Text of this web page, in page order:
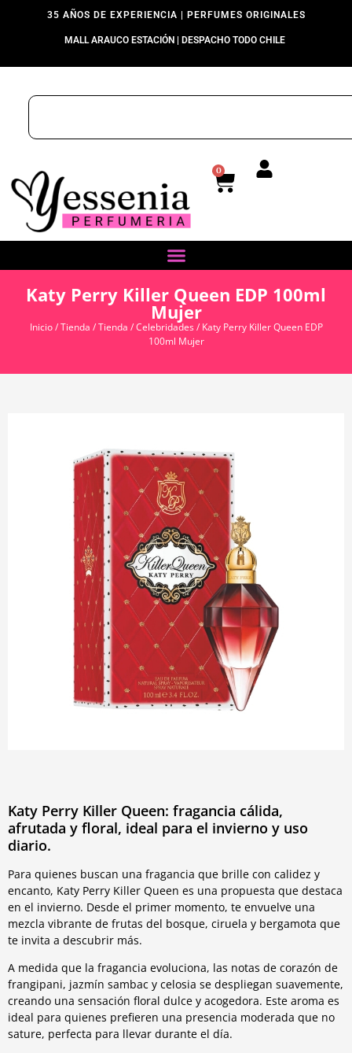
35 AÑOS DE EXPERIENCIA | PERFUMES ORIGINALES
MALL ARAUCO ESTACIÓN | DESPACHO TODO CHILE
0
Katy Perry Killer Queen EDP 100ml
Mujer
Inicio/Tienda /Tienda /Celebridades/ Katy Perry Killer Queen EDP
100ml Mujer
Katy Perry Killer Queen: fragancia cálida,
afrutada y floral, ideal para el invierno y uso
diario.
Para quienes buscan una fragancia que brille con calidez y
encanto, Katy Perry Killer Queen es una propuesta que destaca
en el invierno. Desde el primer momento, te envuelve una
mezcla vibrante de frutas del bosque, ciruela y bergamota que
te invita a descubrir más.
A medida que la fragancia evoluciona, las notas de corazón de
frangipani, jazmín sambac y celosia se despliegan suavemente,
creando una sensación floral dulce y acogedora. Este aroma es
ideal para quienes prefieren una presencia moderada que no
sature, perfecta para llevar durante el día.